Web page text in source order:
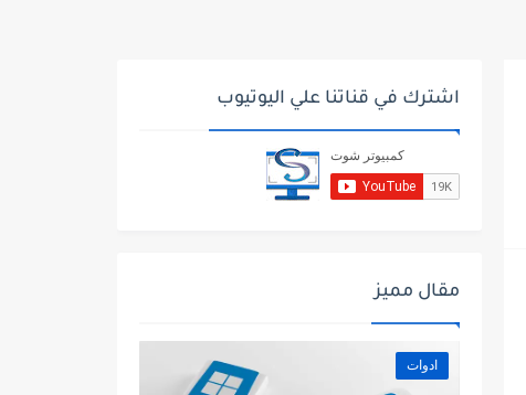
اشترك في قناتنا علي اليوتيوب
مقال مميز
ادوات